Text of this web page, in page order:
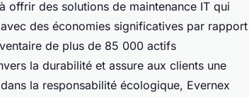
offrir des solutions de maintenance IT qui
des économies significatives par rapport
de plus de 85 000 actifs
la durabilité et assure aux clients une
la responsabilité écologique, Evernex